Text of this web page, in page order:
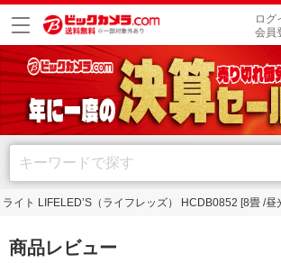
ログ
会員
イト LIFELED’S（ライフレッズ） HCDB0852 [8畳 /
商品レビュー